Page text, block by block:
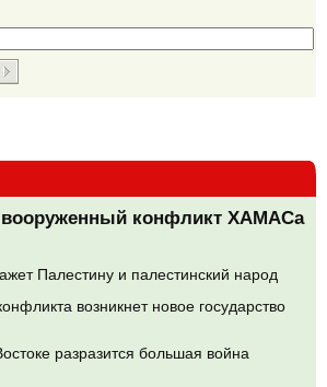
вооруженный конфликт ХАМАСа
Палестину и палестинский народ
возникнет новое государство
разразится большая война